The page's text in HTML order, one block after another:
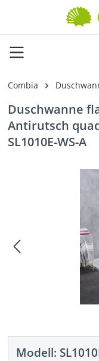
Zum Hauptinhalt
Combia
Duschwanne
Antirutsch
SL1010E-WS-A
Modell: